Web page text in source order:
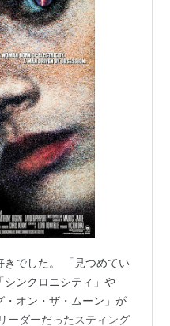
でした。 「見つめてい
シンクロニシティ」や
・オン・ザ・ムーン」が
ーダーだったスティング